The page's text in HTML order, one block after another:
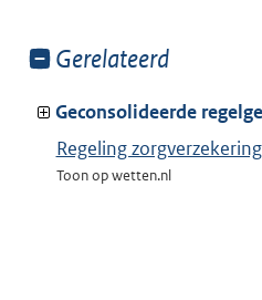
Toon
van:
Gerelateerd
Geconsolideerde
Regeling zorgverzekering
Toon op wetten.nl